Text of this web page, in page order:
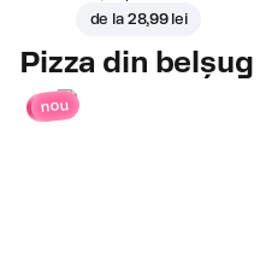
de la 28,99 lei
Pizza din belșug
nou